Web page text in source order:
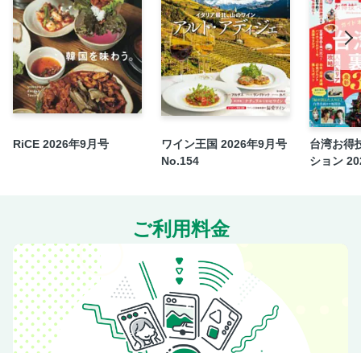
最新情報はココから！ 七宝麻辣湯公式HP＆SNS Information
全国で続々展開中！七宝麻辣湯SHOP LIST
RiCE 2026年9月号
ワイン王国 2026年9月号
No.154
台湾お得
ション
ご利用料金